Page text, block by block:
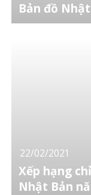
Bản đồ
22/02/2021
Xếp hạng
Nhật Bản